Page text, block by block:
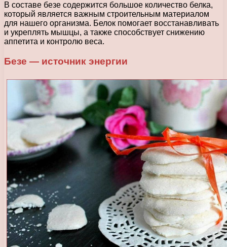
В составе безе содержится большое количество белка,
который является важным строительным материалом
для нашего организма. Белок помогает восстанавливать
и укреплять мышцы, а также способствует снижению
аппетита и контролю веса.
Безе — источник энергии